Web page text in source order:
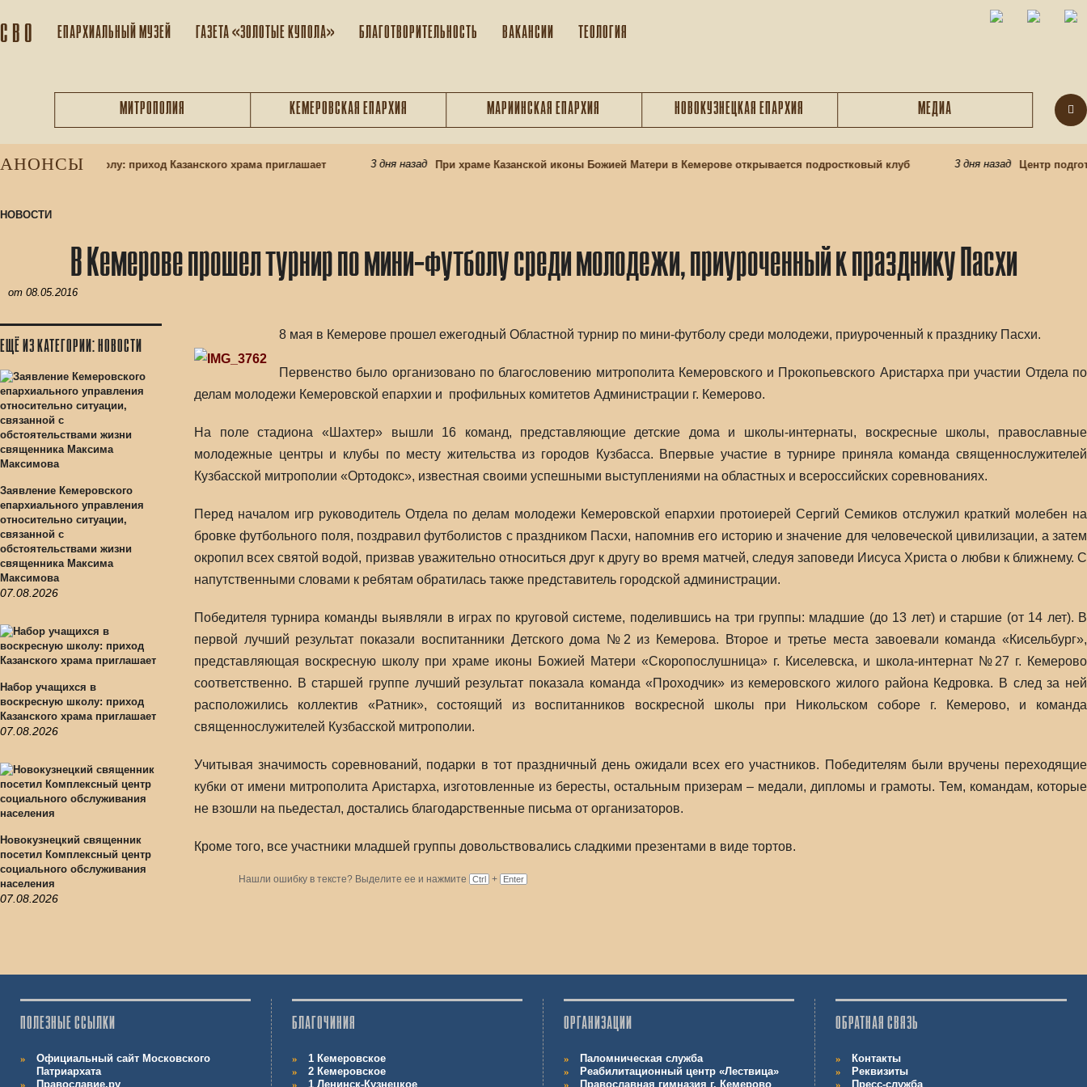
С В О ЕПАРХИАЛЬНЫЙ МУЗEЙ ГАЗЕТА «ЗОЛОТЫЕ КУПОЛА» БЛАГОТВОРИТЕЛЬНОСТЬ ВАКАНСИИ ТЕОЛОГИЯ
МИТРОПОЛИЯ КЕМЕРОВСКАЯ ЕПАРХИЯ МАРИИНСКАЯ ЕПАРХИЯ НОВОКУЗНЕЦКАЯ ЕПАРХИЯ МЕДИА
АНОНСЫ
воскресную школу: приход Казанского храма приглашает 3 дня назад При храме Казанской иконы Божией Матери в Кемерове открывается подростковый клуб 3 дня назад Центр
НОВОСТИ
В Кемерове прошел турнир по мини-футболу среди молодежи, приуроченный к празднику Пасхи
от 08.05.2016
ЕЩЁ ИЗ КАТЕГОРИИ: НОВОСТИ
Заявление Кемеровского
епархиального управления
относительно ситуации,
связанной с
обстоятельствами жизни
священника Максима
Максимова
07.08.2026
Набор учащихся в
воскресную школу: приход
Казанского храма приглашает
07.08.2026
Новокузнецкий священник
посетил Комплексный центр
социального обслуживания
населения
07.08.2026
8 мая в Кемерове прошел ежегодный Областной турнир по мини-футболу среди молодежи, приуроченный к празднику Пасхи.
Первенство было организовано по благословению митрополита Кемеровского и Прокопьевского Аристарха при участии Отдела по
делам молодежи Кемеровской епархии и профильных комитетов Администрации г. Кемерово.
На поле стадиона «Шахтер» вышли 16 команд, представляющие детские дома и школы-интернаты, воскресные школы, православные
молодежные центры и клубы по месту жительства из городов Кузбасса. Впервые участие в турнире приняла команда священнослужителей
Кузбасской митрополии «Ортодокс», известная своими успешными выступлениями на областных и всероссийских соревнованиях.
Перед началом игр руководитель Отдела по делам молодежи Кемеровской епархии протоиерей Сергий Семиков отслужил краткий молебен на
бровке футбольного поля, поздравил футболистов с праздником Пасхи, напомнив его историю и значение для человеческой цивилизации, а затем
окропил всех святой водой, призвав уважительно относиться друг к другу во время матчей, следуя заповеди Иисуса Христа о любви к ближнему. С
напутственными словами к ребятам обратилась также представитель городской администрации.
Победителя турнира команды выявляли в играх по круговой системе, поделившись на три группы: младшие (до 13 лет) и старшие (от 14 лет). В
первой лучший результат показали воспитанники Детского дома №2 из Кемерова. Второе и третье места завоевали команда «Кисельбург»,
представляющая воскресную школу при храме иконы Божией Матери «Скоропослушница» г. Киселевска, и школа-интернат №27 г. Кемерово
соответственно. В старшей группе лучший результат показала команда «Проходчик» из кемеровского жилого района Кедровка. В след за ней
расположились коллектив «Ратник», состоящий из воспитанников воскресной школы при Никольском соборе г. Кемерово, и команда
священнослужителей Кузбасской митрополии.
Учитывая значимость соревнований, подарки в тот праздничный день ожидали всех его участников. Победителям были вручены переходящие
кубки от имени митрополита Аристарха, изготовленные из бересты, остальным призерам – медали, дипломы и грамоты. Тем, командам, которые
не взошли на пьедестал, достались благодарственные письма от организаторов.
Кроме того, все участники младшей группы довольствовались сладкими презентами в виде тортов.
Нашли ошибку в тексте? Выделите ее и нажмите Ctrl + Enter
ПОЛЕЗНЫЕ ССЫЛКИ
Официальный сайт Московского
Патриархата
Православие.ру
БЛАГОЧИНИЯ
1 Кемеровское
2 Кемеровское
1 Ленинск-Кузнецкое
ОРГАНИЗАЦИИ
Паломническая служба
Реабилитационный центр «Лествица»
Православная гимназия г. Кемерово
ОБРАТНАЯ СВЯЗЬ
Контакты
Реквизиты
Пресс-служба